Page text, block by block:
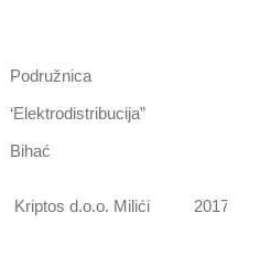
Podružnica
‘Elektrodistribucija”
Bihać
Kriptos d.o.o. Milići 2017